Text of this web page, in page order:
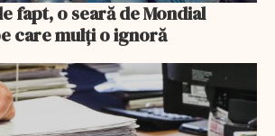
fapt, o seară de Mondial
care mulți o ignoră